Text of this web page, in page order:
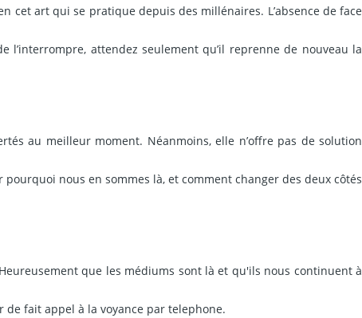
cet art qui se pratique depuis des millénaires. L’absence de face
attendez seulement qu’il reprenne de nouveau la
au meilleur moment. Néanmoins, elle n’offre pas de solution
nous en sommes là, et comment changer des deux côtés
que les médiums sont là et qu'ils nous continuent à
de fait appel à la voyance par telephone.